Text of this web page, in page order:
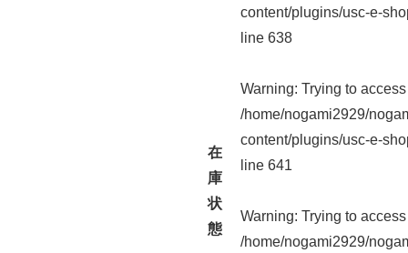
在
庫
状
態
content/plugins/usc-e-
line638
Warning: Trying to
/home/nogami2929/
content/plugins/usc-e-
line641
Warning: Trying to
/home/nogami2929/